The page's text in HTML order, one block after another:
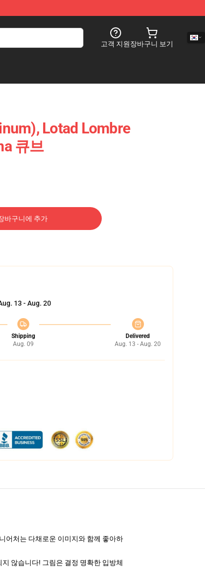
고객 지원장바구니 보기
Lotad Lombre
큐브
바구니에 추가
13 - Aug. 20
Shipping
Aug. 09
Delivered
Aug. 13 - Aug. 20
어처는 다채로운 이미지와 함께 좋아하
않습니다! 그림은 결정 명확한 입방체